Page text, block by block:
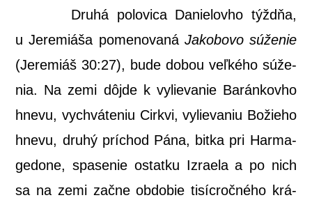
Dru­há polo­vi­ca Danie­lov­ho týžd­ňa,
u Jere­miá­ša pome­no­va­ná Jako­bo­vo súže­nie
(Jere­miáš 30:27), bude dobou veľ­ké­ho súže­
nia. Na zemi dôj­de k vylie­va­nie Barán­kov­ho
hne­vu, vychvá­te­niu Cir­kvi, vylie­va­niu Božie­ho
hne­vu, dru­hý prí­chod Pána, bit­ka pri Har­ma­
ge­do­ne, spa­se­nie ostat­ku Izra­e­la a po nich
sa na zemi začne obdo­bie tisíc­roč­né­ho krá­